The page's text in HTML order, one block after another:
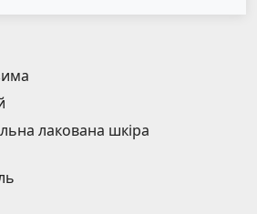
лакована шкіра